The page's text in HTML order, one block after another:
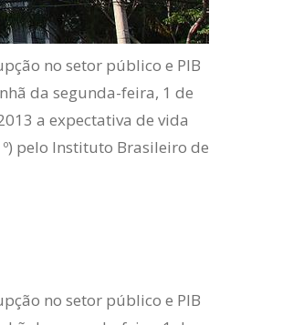
no setor público e PIB
da segunda-feira, 1 de
a expectativa de vida
pelo Instituto Brasileiro de
no setor público e PIB